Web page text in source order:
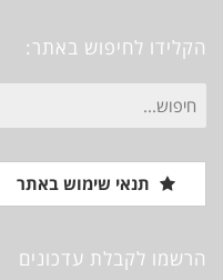
הקלידו לחיפוש באתר:
חיפוש
עבור:
תנאי שימוש באתר
הרשמו לקבלת עדכונים